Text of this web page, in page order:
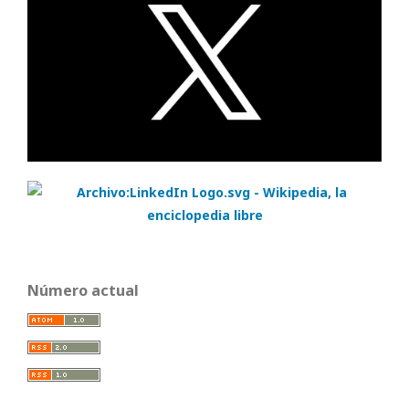
Número actual